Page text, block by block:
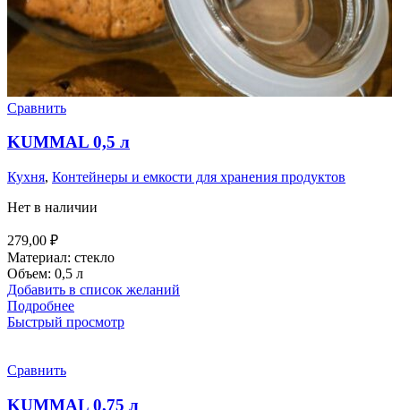
Сравнить
KUMMAL 0,5 л
Кухня, Контейнеры и емкости для хранения продуктов
Нет в наличии
279,00 ₽
Материал: стекло
Объем: 0,5 л
Добавить в список желаний
Подробнее
Быстрый просмотр
Сравнить
KUMMAL 0,75 л